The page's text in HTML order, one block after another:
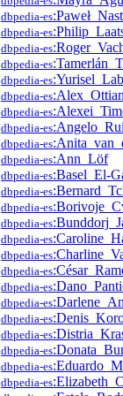
dbpedia-es
dbpedia-es
dbpedia-es
dbpedia-es
dbpedia-es
dbpedia-es
dbpedia-es
dbpedia-es
dbpedia-es
dbpedia-es:Ann_Löf
dbpedia-es:Basel_El-
dbpedia-es
dbpedia-es
dbpedia-es
dbpedia-es
dbpedia-es
dbpedia-es
dbpedia-es
dbpedia-es
dbpedia-es
dbpedia-es
dbpedia-es
dbpedia-es
dbpedia-es